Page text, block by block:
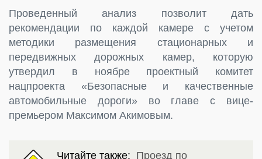
Проведенный анализ позволит дать
рекомендации по каждой камере с учетом
методики размещения стационарных и
передвижных дорожных камер, которую
утвердил в ноябре проектный комитет
нацпроекта «Безопасные и качественные
автомобильные дороги» во главе с вице-
премьером Максимом Акимовым.
Читайте также: Проезд по